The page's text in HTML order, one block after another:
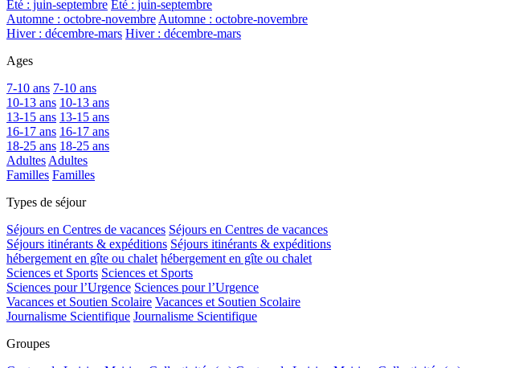
Été : juin-septembre Été : juin-septembre
Automne : octobre-novembre Automne : octobre-novembre
Hiver : décembre-mars Hiver : décembre-mars
Ages
7-10 ans 7-10 ans
10-13 ans 10-13 ans
13-15 ans 13-15 ans
16-17 ans 16-17 ans
18-25 ans 18-25 ans
Adultes Adultes
Familles Familles
Types de séjour
Séjours en Centres de vacances Séjours en Centres de vacances
Séjours itinérants & expéditions Séjours itinérants & expéditions
hébergement en gîte ou chalet hébergement en gîte ou chalet
Sciences et Sports Sciences et Sports
Sciences pour l’Urgence Sciences pour l’Urgence
Vacances et Soutien Scolaire Vacances et Soutien Scolaire
Journalisme Scientifique Journalisme Scientifique
Groupes